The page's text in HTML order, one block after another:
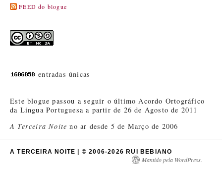
FEED do blogue
entradas únicas
Este blogue passou a seguir o último Acordo Ortográfico
da Língua Portuguesa a partir de 26 de Agosto de 2011
A Terceira Noite no ar desde 5 de Março de 2006
A TERCEIRA NOITE | © 2006-2026 RUI BEBIANO
Mantido pela WordPress.